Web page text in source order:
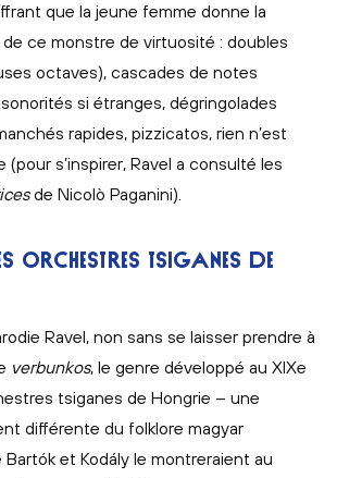
que la jeune femme donne la
ce monstre de virtuosité : doubles
octaves), cascades de notes
si étranges, dégringolades
rapides, pizzicatos, rien n’est
(pour s’inspirer, Ravel a consulté les
de Nicolò Paganini).
ORCHESTRES TSIGANES DE
Ravel, non sans se laisser prendre à
verbunkos, le genre développé au XIXe
tsiganes de Hongrie – une
différente du folklore magyar
et Kodály le montreraient au